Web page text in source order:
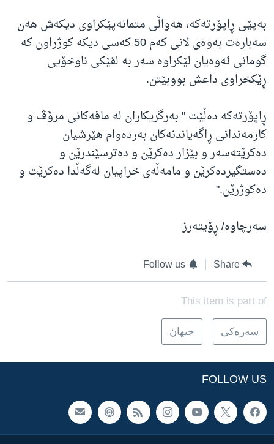
بەپێی ڕاپۆرتەکە، هەواڵی متمانەپێکراوی دیکەش هەن
سەبارەت بەوەی لانی کەم 50 کەسی دیکە کوژراون کە
گومانی ئەوەیان لێکراوە سەر بە لقێکی ناوخۆیی
ڕێکخراوی داعش بووبێتن.
ڕاپۆرتەکە دەڵێت " بەرگریکاران لە مافەکانی مرۆڤ و
کارمەندانی ڕاگەیاندنەکان بەردەوام هێرشیان
دەکرێتەسەر و بێزار دەکرێن و دەترسێندرێن و
دەستگیردەکرێن و مامەڵەی خراپیان لەگەڵدا دەکرێت و
دەکوژرێن."
سەرچاوە/ ڕۆیتەرز
Share
Follow us
This item is part of
سه‌ره‌کی جیهان
FOLLOW US